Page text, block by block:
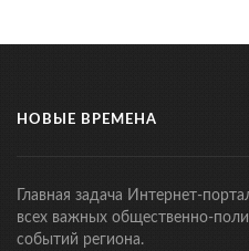
НОВЫЕ ВРЕМЕНА
Главная задача Интернет-
всех важных общественно-
событий региона.